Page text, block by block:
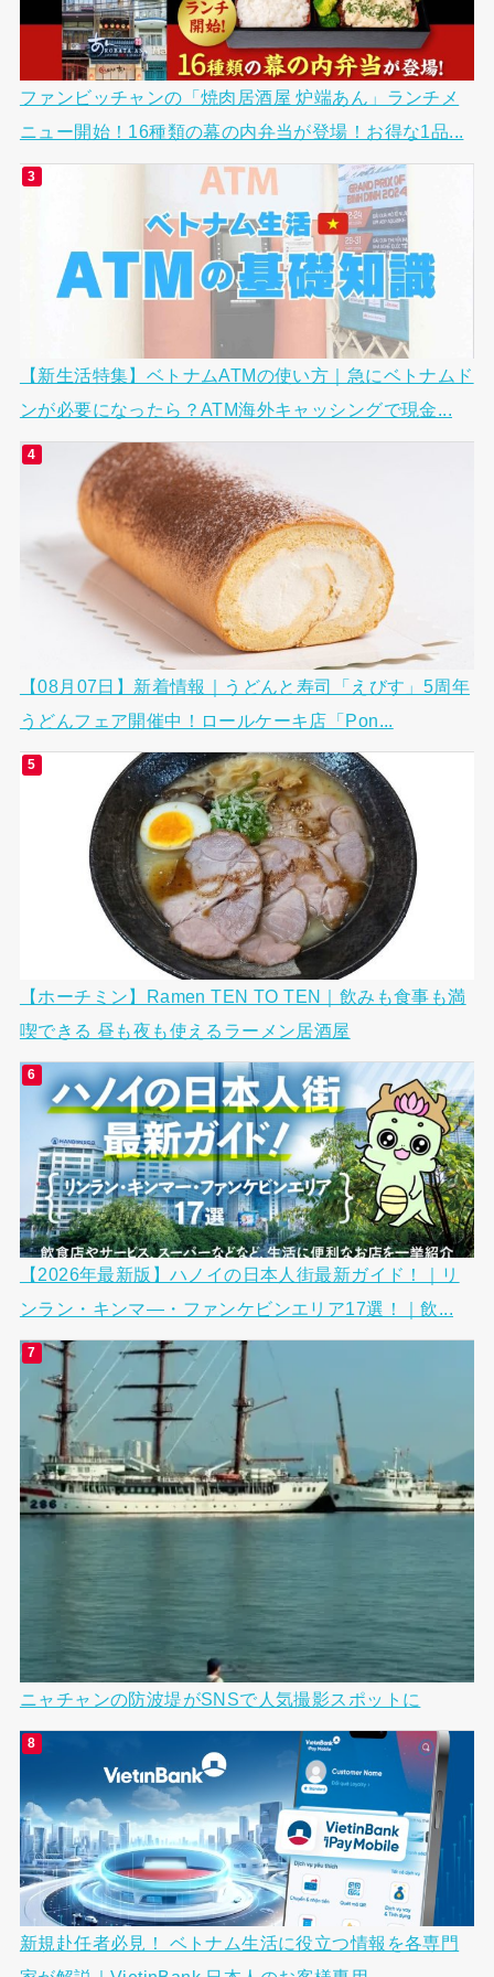
ファンビッチャンの「焼肉居酒屋 炉端あん」ランチメ
ニュー開始！16種類の幕の内弁当が登場！お得な1品...
【新生活特集】ベトナムATMの使い方｜急にベトナムド
ンが必要になったら？ATM海外キャッシングで現金...
【08月07日】新着情報｜うどんと寿司「えびす」5周年
うどんフェア開催中！ロールケーキ店「Pon...
【ホーチミン】Ramen TEN TO TEN｜飲みも食事も満
喫できる 昼も夜も使えるラーメン居酒屋
【2026年最新版】ハノイの日本人街最新ガイド！｜リ
ンラン・キンマ―・ファンケビンエリア17選！｜飲...
ニャチャンの防波堤がSNSで人気撮影スポットに
新規赴任者必見！ ベトナム生活に役立つ情報を各専門